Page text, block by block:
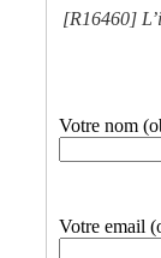
[R16460]
Votre nom
Votre email